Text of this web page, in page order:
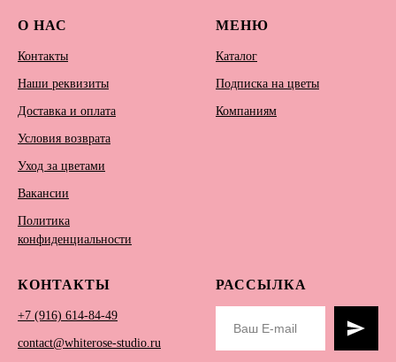
О НАС
Контакты
Наши реквизиты
Доставка и оплата
Условия возврата
Уход за цветами
Вакансии
Политика
конфиденциальности
МЕНЮ
Каталог
Подписка на цветы
Компаниям
КОНТАКТЫ
+7 (916) 614-84-49
contact@whiterose-studio.ru
РАССЫЛКА